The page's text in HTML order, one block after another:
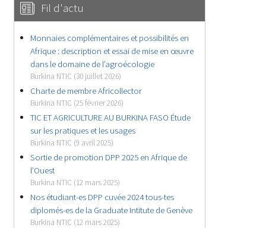
Fil d'actu
Monnaies complémentaires et possibilités en
Afrique : description et essai de mise en œuvre
dans le domaine de l’agroécologie
Burkina NTIC (30 juillet 2026)
Charte de membre Africollector
Burkina NTIC (25 février 2026)
TIC ET AGRICULTURE AU BURKINA FASO Étude
sur les pratiques et les usages
Burkina NTIC (9 avril 2025)
Sortie de promotion DPP 2025 en Afrique de
l’Ouest
Burkina NTIC (12 mars 2025)
Nos étudiant-es DPP cuvée 2024 tous-tes
diplomés-es de la Graduate Intitute de Genève
Burkina NTIC (12 mars 2025)